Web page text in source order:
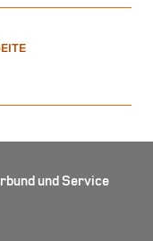
und Service